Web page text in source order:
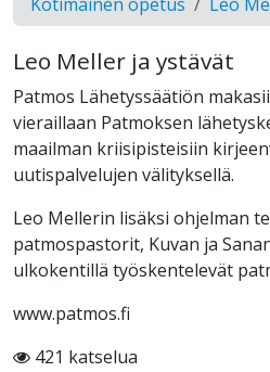
Leo Meller ja ystävät
Patmos Lähetyssäätiön
vieraillaan Patmoksen
maailman kriisipisteisiin
uutispalvelujen välityksellä.
Leo Mellerin lisäksi ohjelman
patmospastorit, Kuvan ja
ulkokentillä työskentelevät
www.patmos.fi
421 katselua